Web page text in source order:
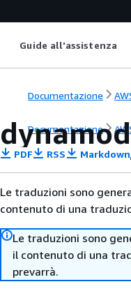
Guide all'assistenza
Documentazione
Documentazione
PDF RSS Markdown
Le traduzioni sono
contenuto di una
Le traduzioni sono
il contenuto di una
prevarrà.